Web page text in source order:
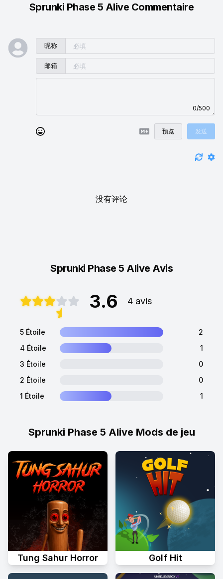
Sprunki Phase 5 Alive Commentaire
昵称
邮箱
0/500
预览 发送
没有评论
Sprunki Phase 5 Alive Mods de jeu
Tung Sahur Horror Golf Hit
Sprunki Phase 5 Alive Avis
3.6 4 avis
5 Étoile
2
4 Étoile
1
3 Étoile
0
2 Étoile
0
1 Étoile
1